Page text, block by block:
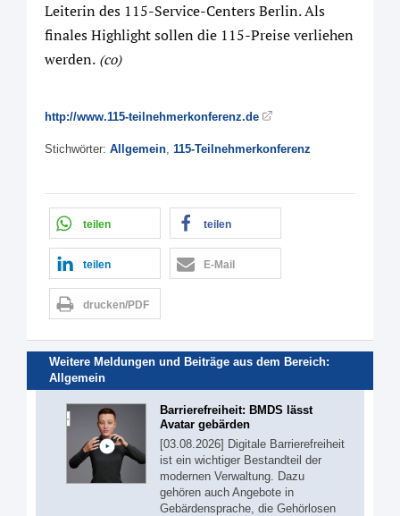
Leiterin des 115-Service-Centers Berlin. Als
finales Highlight sollen die 115-Preise verliehen
werden. (co)
http://www.115-teilnehmerkonferenz.de
Stichwörter: Allgemein, 115-Teilnehmerkonferenz
teilen teilen
teilen E-Mail
drucken/PDF
Weitere Meldungen und Beiträge aus dem Bereich:
Allgemein
Barrierefreiheit: BMDS lässt
Avatar gebärden
[03.08.2026] Digitale Barrierefreiheit
ist ein wichtiger Bestandteil der
modernen Verwaltung. Dazu
gehören auch Angebote in
Gebärdensprache, die Gehörlosen